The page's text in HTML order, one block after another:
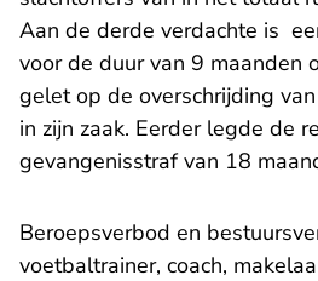
Aan de derde verdachte is
voor de duur van 9 maanden
gelet op de overschrijding
in zijn zaak. Eerder legde de
gevangenisstraf van 18
Beroepsverbod en
voetbaltrainer, coach,